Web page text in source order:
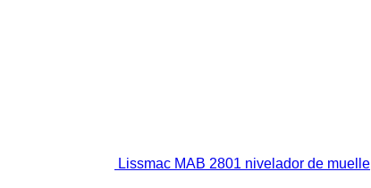
Lissmac MAB 2801 nivelador de muelle